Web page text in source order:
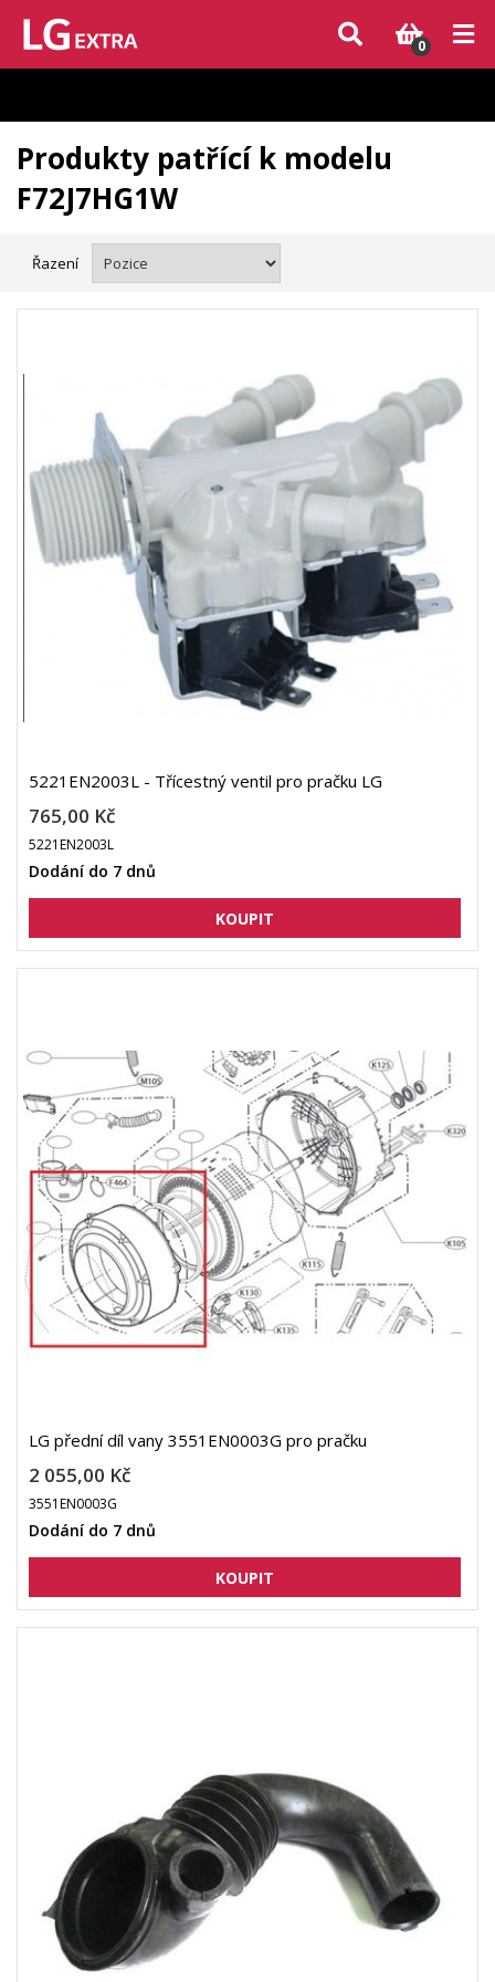
Vzhledem k aktuální situaci se může dodání dílů, které nejsou skladem,
zpozdit. Děkujeme za pochopení.
0
Produkty patřící k modelu
F72J7HG1W
Řazení
5221EN2003L - Třícestný ventil pro pračku LG
765,00 Kč
5221EN2003L
Dodání do 7 dnů
LG přední díl vany 3551EN0003G pro pračku
2 055,00 Kč
3551EN0003G
Dodání do 7 dnů